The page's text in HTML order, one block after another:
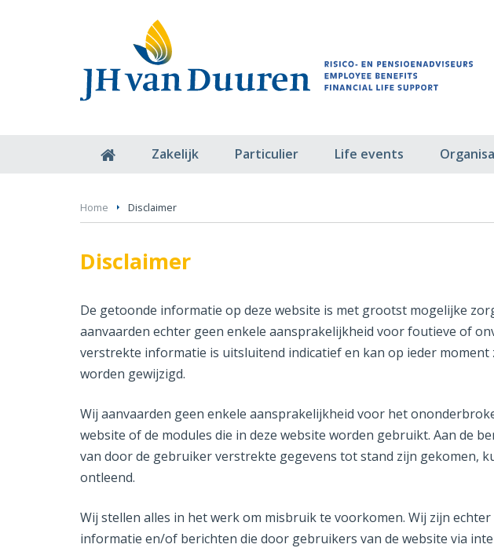
Zakelijk Particulier Life events
Home Disclaimer
Disclaimer
De getoonde informatie op deze website is met grootst mogelijke
aanvaarden echter geen enkele aansprakelijkheid voor foutieve of
verstrekte informatie is uitsluitend indicatief en kan op ieder
worden gewijzigd.
Wij aanvaarden geen enkele aansprakelijkheid voor het
website of de modules die in deze website worden gebruikt. Aan de
van door de gebruiker verstrekte gegevens tot stand zijn gekomen,
ontleend.
Wij stellen alles in het werk om misbruik te voorkomen. Wij zijn
informatie en/of berichten die door gebruikers van de website via